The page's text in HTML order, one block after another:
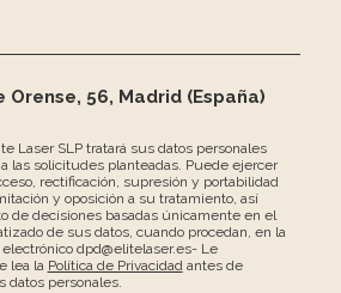
Orense, 56, Madrid (España)
Laser SLP tratará sus datos personales
las solicitudes planteadas. Puede ejercer
rectificación, supresión y portabilidad
y oposición a su tratamiento, así
de decisiones basadas únicamente en el
de sus datos, cuando procedan, en la
dpd@elitelaser.es- Le
lea la Política de Privacidadantes de
datos personales.